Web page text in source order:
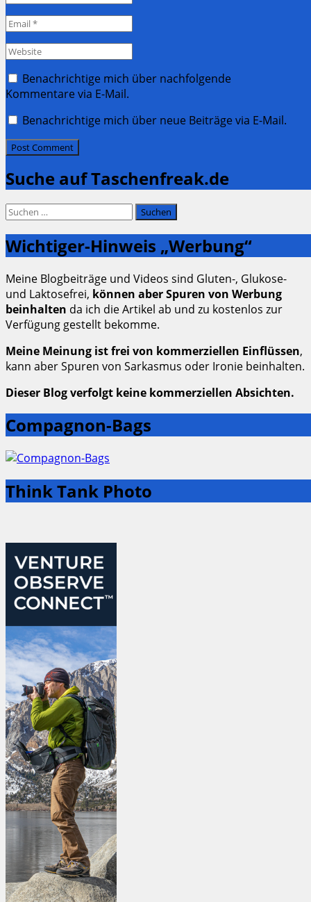
Email
Website
Benachrichtige mich über nachfolgende
Kommentare via E-Mail.
Benachrichtige mich über neue Beiträge via E-Mail.
Suche auf Taschenfreak.de
Suchen
Wichtiger-Hinweis „Werbung“
Meine Blogbeiträge und Videos sind Gluten-, Glukose-
und Laktosefrei, können aber Spuren von Werbung
beinhalten da ich die Artikel ab und zu kostenlos zur
Verfügung gestellt bekomme.
Meine Meinung ist frei von kommerziellen Einflüssen,
kann aber Spuren von Sarkasmus oder Ironie beinhalten.
Dieser Blog verfolgt keine kommerziellen Absichten.
Compagnon-Bags
Think Tank Photo